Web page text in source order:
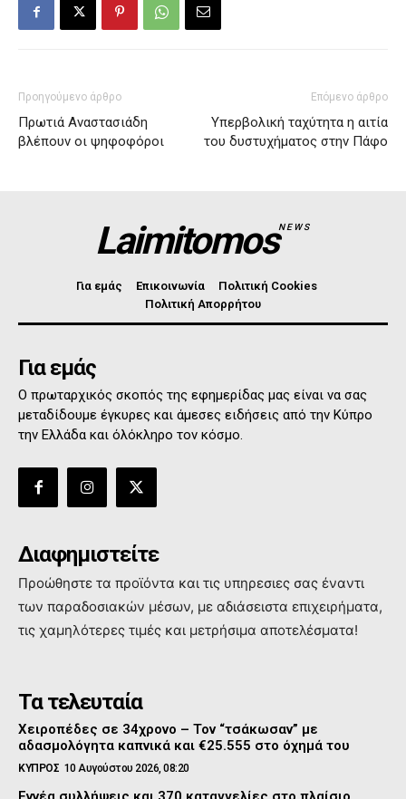
Προηγούμενο άρθρο
Πρωτιά Αναστασιάδη
βλέπουν οι ψηφοφόροι
Επόμενο άρθρο
Υπερβολική ταχύτητα η αιτία
του δυστυχήματος στην Πάφο
LaimitomosNEWS
Για εμάς Επικοινωνία
Πολιτική Cookies
Πολιτική Απορρήτου
Για εμάς
Ο πρωταρχικός σκοπός της εφημερίδας μας είναι να σας
μεταδίδουμε έγκυρες και άμεσες ειδήσεις από την Κύπρο
την Ελλάδα και όλόκληρο τον κόσμο.
Διαφημιστείτε
Προώθηστε τα προϊόντα και τις υπηρεσιες σας έναντι
των παραδοσιακών μέσων, με αδιάσειστα επιχειρήματα,
τις χαμηλότερες τιμές και μετρήσιμα αποτελέσματα!
Τα τελευταία
Χειροπέδες σε 34χρονο – Τον “τσάκωσαν” με
αδασμολόγητα καπνικά και €25.555 στο όχημά του
ΚΥΠΡΟΣ 10 Αυγούστου 2026, 08:20